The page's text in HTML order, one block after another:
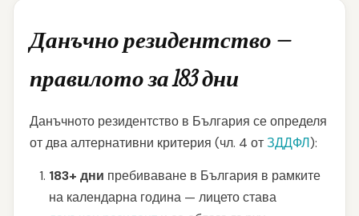
Данъчно резидентство —
правилото за 183 дни
Данъчното резидентство в България се определя
от два алтернативни критерия (чл. 4 отЗДДФЛ):
183+ дни пребиваване в България в рамките
на календарна година — лицето става